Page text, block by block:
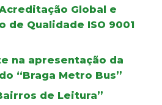
Global e
de Qualidade ISO 9001
na apresentação da
“Braga Metro Bus”
de Leitura”